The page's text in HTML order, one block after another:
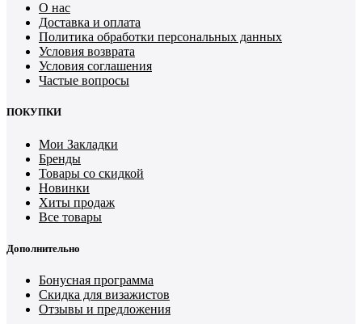
О нас
Доставка и оплата
Политика обработки персональных данных
Условия возврата
Условия соглашения
Частые вопросы
ПОКУПКИ
Мои Закладки
Бренды
Товары со скидкой
Новинки
Хиты продаж
Все товары
Дополнительно
Бонусная программа
Скидка для визажистов
Отзывы и предложения